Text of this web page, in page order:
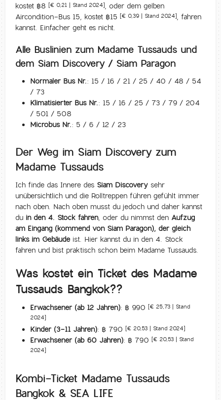
kostet ฿8 [€ 0,21 | Stand 2024] , oder dem gelben
Aircondition-Bus 15, kostet ฿15 [€ 0,39 | Stand 2024] , fahren
kannst. Einfacher geht es nicht.
Alle Buslinien zum Madame Tussauds und
dem Siam Discovery / Siam Paragon
Normaler Bus Nr.: 15 / 16 / 21 / 25 / 40 / 48 / 54
/ 73
Klimatisierter Bus Nr.: 15 / 16 / 25 / 73 / 79 / 204
/ 501 / 508
Microbus Nr.: 5 / 6 / 12 / 23
Der Weg im Siam Discovery zum
Madame Tussauds
Ich finde das Innere des Siam Discovery sehr
unübersichtlich und die Rolltreppen führen gefühlt immer
nach oben. Nach oben musst du jedoch und daher kannst
du in den 4. Stock fahren, oder du nimmst den Aufzug
am Eingang (kommend von Siam Paragon), der gleich
links im Gebäudeist. Hier kannst du in den 4. Stock
fahren und bist praktisch schon beim Madame Tussauds.
Was kostet ein Ticket des Madame
Tussauds Bangkok??
Erwachsener (ab 12 Jahren): ฿ 990 [€ 25,73 | Stand
2024]
Kinder (3-11 Jahren): ฿ 790 [€ 20,53 | Stand 2024]
Erwachsener (ab 60 Jahren): ฿ 790 [€ 20,53 | Stand
2024]
Kombi-Ticket Madame Tussauds
Bangkok & SEA LIFE